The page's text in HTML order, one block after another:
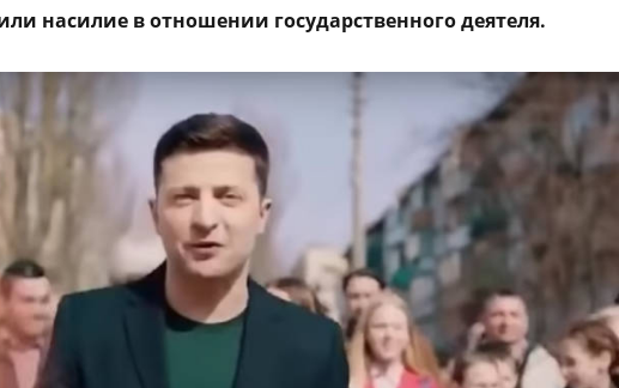
насилие в отношении государственного деятеля.